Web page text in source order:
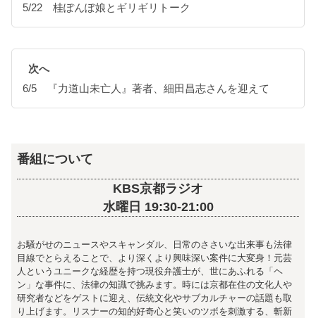
5/22 桂ぽんぽ娘とギリギリトーク
次へ
6/5 『力道山未亡人』著者、細田昌志さんを迎えて
番組について
KBS京都ラジオ
水曜日 19:30-21:00
お騒がせのニュースやスキャンダル、日常のささいな出来事も法律
目線でとらえることで、より深くより興味深い案件に大変身！元芸
人というユニークな経歴を持つ現役弁護士が、世にあふれる「ヘ
ン」な事件に、法律の知識で挑みます。時には京都在住の文化人や
研究者などをゲストに迎え、伝統文化やサブカルチャーの話題も取
り上げます。リスナーの知的好奇心と笑いのツボを刺激する、斬新